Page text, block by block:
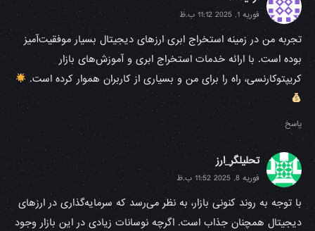
فوریه 1, 2025 11:12 ب.ظ
تجربه‌ من در زمینه استخراج ابری ارزهای دیجیتال بسیار موفقیت‌آمیز
بوده است. با ارائه خدمات استخراج ابری و آموزش‌های بازار
کریپتوکارنسی، راه را برای من و بسیاری از کاربران هموار کرده است.
پاسخ
تحلیلگر_ارز
فوریه 8, 2025 11:52 ب.ظ
با توجه به روند کنونی بازار، به نظر می‌رسد که سرمایه‌گذاری در ارزهای
دیجیتال همچنان جذاب است. اگرچه نوسانات زیادی در این بازار وجود